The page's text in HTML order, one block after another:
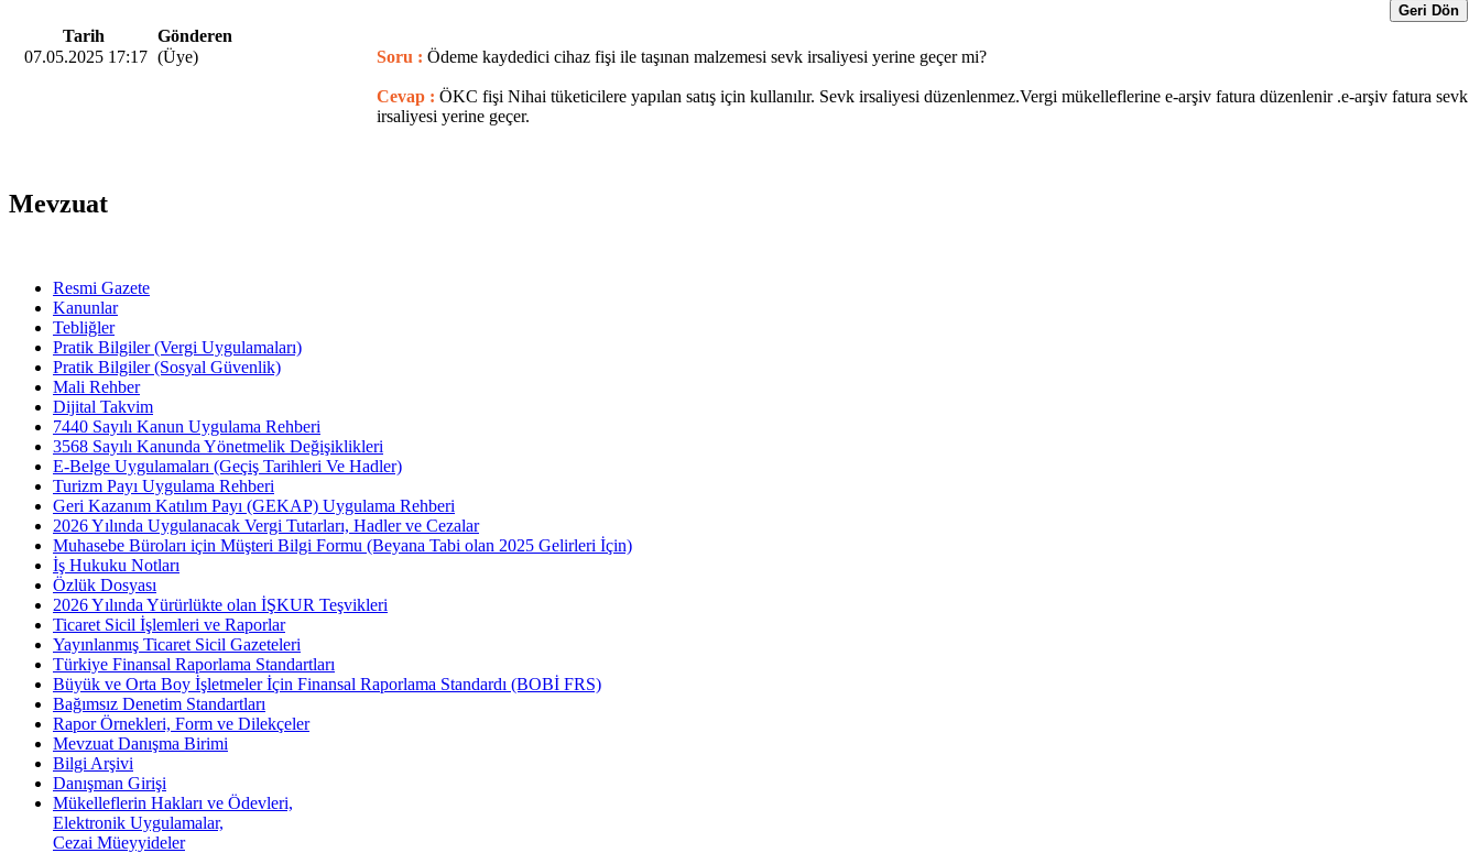
Geri Dön
Tarih
Gönderen
07.05.2025 17:17 (Üye) Soru : Ödeme kaydedici cihaz fişi ile taşınan malzemesi sevk irsaliyesi yerine geçer mi?
Cevap : ÖKC fişi Nihai tüketicilere yapılan satış için kullanılır. Sevk irsaliyesi düzenlenmez.Vergi mükelleflerine e-arşiv fatura düzenlenir .e-arşiv fatura sevk
irsaliyesi yerine geçer.
Mevzuat
Resmi Gazete
Kanunlar
Tebliğler
Pratik Bilgiler (Vergi Uygulamaları)
Pratik Bilgiler (Sosyal Güvenlik)
Mali Rehber
Dijital Takvim
7440 Sayılı Kanun Uygulama Rehberi
3568 Sayılı Kanunda Yönetmelik Değişiklikleri
E-Belge Uygulamaları (Geçiş Tarihleri Ve Hadler)
Turizm Payı Uygulama Rehberi
Geri Kazanım Katılım Payı (GEKAP) Uygulama Rehberi
2026 Yılında Uygulanacak Vergi Tutarları, Hadler ve Cezalar
Muhasebe Büroları için Müşteri Bilgi Formu (Beyana Tabi olan 2025 Gelirleri İçin)
İş Hukuku Notları
Özlük Dosyası
2026 Yılında Yürürlükte olan İŞKUR Teşvikleri
Ticaret Sicil İşlemleri ve Raporlar
Yayınlanmış Ticaret Sicil Gazeteleri
Türkiye Finansal Raporlama Standartları
Büyük ve Orta Boy İşletmeler İçin Finansal Raporlama Standardı (BOBİ FRS)
Bağımsız Denetim Standartları
Rapor Örnekleri, Form ve Dilekçeler
Mevzuat Danışma Birimi
Bilgi Arşivi
Danışman Girişi
Mükelleflerin Hakları ve Ödevleri,
Elektronik Uygulamalar,
Cezai Müeyyideler